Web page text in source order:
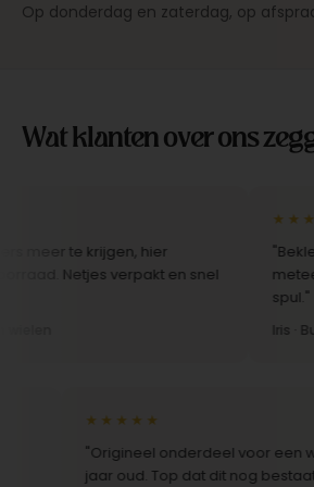
Op donderdag en zaterdag, op
Wat klanten over ons
krijgen, hier
verpakt en snel
★★★★★
"Bekleding
meteen weer
Iris · Bugaboo
★★★★★
"Origineel onderdeel voor een wagen
jaar oud. Top dat dit nog bestaat."